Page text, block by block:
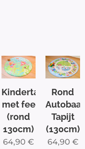
Kindertapijt
met fee
(rond
130cm)
64,90 €
Rond
Tapijt
(130cm)
64,90 €